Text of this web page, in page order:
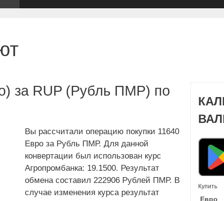
за RUP (Рубль ПМР) по
Вы рассчитали операцию покупки 11640
Евро за Рубль ПМР. Для данной
конвертации был использован курс
Агропромбанка: 19.1500. Результат
обмена составил 222906 Рублей ПМР. В
случае изменения курса результат
Купить